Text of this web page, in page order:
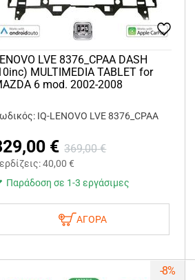
LVE 8376_CPAA DASH
MULTIMEDIA TABLET for
6 mod. 2002-2008
IQ-LENOVO LVE 8376_CPAA
€ 369,00 €
40,00 €
Παράδοση σε 1-3 εργάσιμες
ΑΓΟΡΑ
-8%